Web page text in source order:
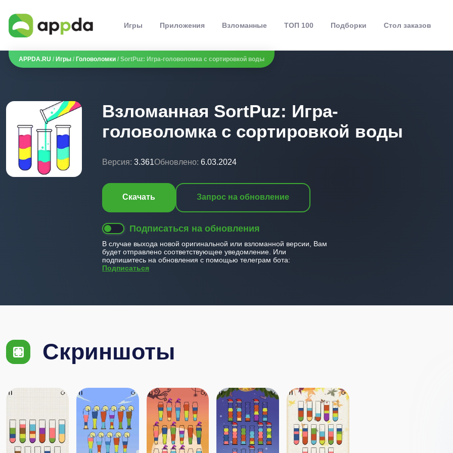
Игры Приложения Взломанные ТОП 100 Подборки Стол заказов
APPDA.RU / Игры / Головоломки / SortPuz: Игра-головоломка с сортировкой воды
Взломанная SortPuz: Игра-
головоломка с сортировкой воды
Версия: 3.361Обновлено: 6.03.2024
Скачать Запрос на обновление
Подписаться на обновления
В случае выхода новой оригинальной или взломанной версии, Вам
будет отправлено соответствующее уведомление. Или
подпишитесь на обновления с помощью телеграм бота:
Подписаться
Скриншоты